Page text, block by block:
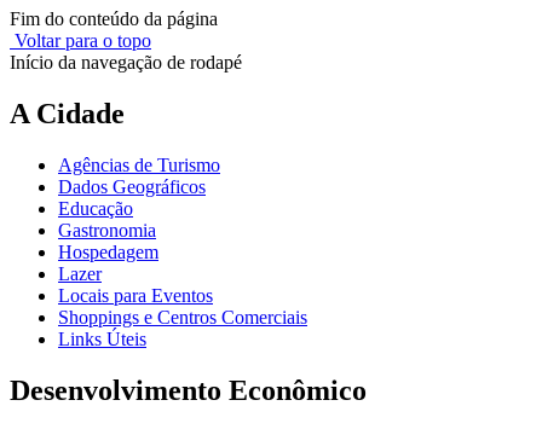
Fim do conteúdo da página
Voltar para o topo
Início da navegação de rodapé
A Cidade
Agências de Turismo
Dados Geográficos
Educação
Gastronomia
Hospedagem
Lazer
Locais para Eventos
Shoppings e Centros Comerciais
Links Úteis
Desenvolvimento Econômico